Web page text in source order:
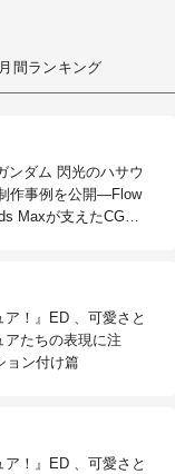
月間ランキング
ンダム 閃光のハサウ
作事例を公開―Flow
Maxが支えたCG制
！』ED 、可愛さと
たちの表現に注
ョン付け篇
！』ED 、可愛さと